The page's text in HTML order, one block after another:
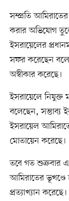
সম্প্রতি
করার অভিযোগ
ইসরায়েলের
সফর করেছেন
অস্বীকার করেছে।
ইসরায়েলে নিযুক্ত
বলেছেন, সম্ভাব্য
ইসরায়েল
মোতায়েন করেছে।
তবে গত শুক্রবার
আমিরাতের ভূখণ্ডে
প্রত্যাখ্যান